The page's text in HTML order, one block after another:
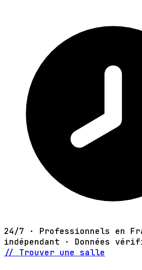
24/7 · Professionnels en
indépendant · Données
// Trouver une salle